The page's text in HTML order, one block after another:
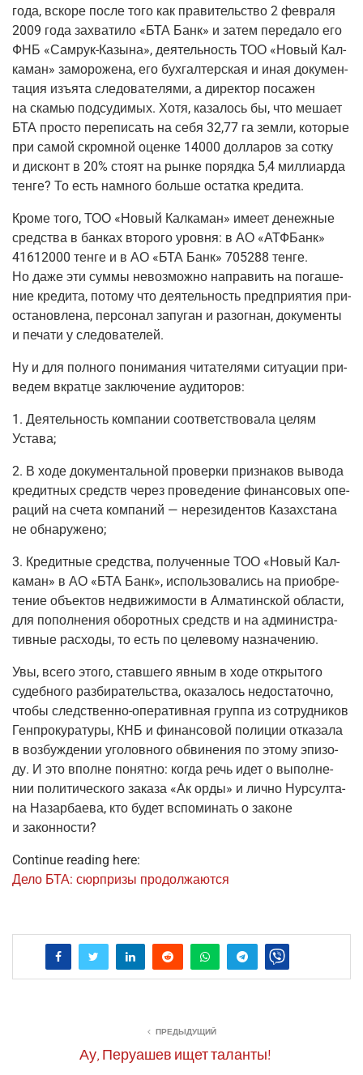
года, вско­ре после того как пра­ви­тель­ство 2 фев­ра­ля
2009 года захва­ти­ло «БТА Банк» и затем пере­да­ло его
ФНБ «Самрук-Казы­на», дея­тель­ность ТОО «Новый Кал­
ка­ман» замо­ро­же­на, его бух­гал­тер­ская и иная доку­мен­
та­ция изъ­ята сле­до­ва­те­ля­ми, а дирек­тор поса­жен
на ска­мью под­су­ди­мых. Хотя, каза­лось бы, что меша­ет
БТА про­сто пере­пи­сать на себя 32,77 га зем­ли, кото­рые
при самой скром­ной оцен­ке 14000 дол­ла­ров за сотку
и дис­конт в 20% сто­ят на рын­ке поряд­ка 5,4 мил­ли­ар­да
тен­ге? То есть намно­го боль­ше остат­ка кредита.
Кро­ме того, ТОО «Новый Кал­ка­ман» име­ет денеж­ные
сред­ства в бан­ках вто­ро­го уров­ня: в АО «АТФ­Банк»
41612000 тен­ге и в АО «БТА Банк» 705288 тен­ге.
Но даже эти сум­мы невоз­мож­но напра­вить на пога­ше­
ние кре­ди­та, пото­му что дея­тель­ность пред­при­я­тия при­
оста­нов­ле­на, пер­со­нал запу­ган и разо­гнан, доку­мен­ты
и печа­ти у следователей.
Ну и для пол­но­го пони­ма­ния чита­те­ля­ми ситу­а­ции при­
ве­дем вкрат­це заклю­че­ние аудиторов:
1. Дея­тель­ность ком­па­нии соот­вет­ство­ва­ла целям
Устава;
2. В ходе доку­мен­таль­ной про­вер­ки при­зна­ков выво­да
кре­дит­ных средств через про­ве­де­ние финан­со­вых опе­
ра­ций на сче­та ком­па­ний — нере­зи­ден­тов Казах­ста­на
не обнаружено;
3. Кре­дит­ные сред­ства, полу­чен­ные ТОО «Новый Кал­
ка­ман» в АО «БТА Банк», исполь­зо­ва­лись на при­об­ре­
те­ние объ­ек­тов недви­жи­мо­сти в Алма­тин­ской обла­сти,
для попол­не­ния обо­рот­ных средств и на адми­ни­стра­
тив­ные рас­хо­ды, то есть по целе­во­му назначению.
Увы, все­го это­го, став­ше­го явным в ходе откры­то­го
судеб­но­го раз­би­ра­тель­ства, ока­за­лось недо­ста­точ­но,
что­бы след­ствен­но-опе­ра­тив­ная груп­па из сотруд­ни­ков
Ген­про­ку­ра­ту­ры, КНБ и финан­со­вой поли­ции отка­за­ла
в воз­буж­де­нии уго­лов­но­го обви­не­ния по это­му эпи­зо­
ду. И это вполне понят­но: когда речь идет о выпол­не­
нии поли­ти­че­ско­го зака­за «Ак орды» и лич­но Нур­сул­та­
на Назар­ба­е­ва, кто будет вспо­ми­нать о законе
и законности?
Continue reading here:
Дело БТА: сюр­при­зы продолжаются
ПРЕДЫДУЩИЙ
Ау, Перуашев ищет таланты!